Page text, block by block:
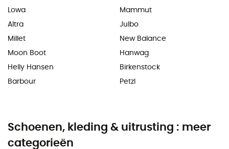
Lowa
Altra
Millet
Moon Boot
Helly Hansen
Barbour
Mammut
Julbo
New Balance
Hanwag
Birkenstock
Petzl
Schoenen, kleding & uitrusting : meer
categorieën